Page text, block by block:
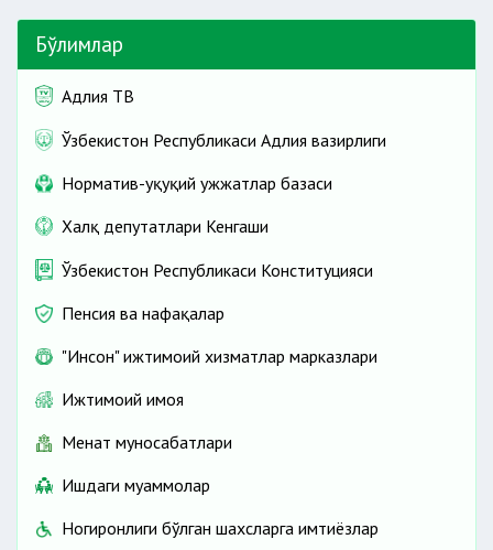
Бўлимлар
Адлия ТВ
Ўзбекистон Республикаси Адлия вазирлиги
Норматив-ҳуқуқий ҳужжатлар базаси
Халқ депутатлари Кенгаши
Ўзбекистон Республикаси Конституцияси
Пенсия ва нафақалар
"Инсон" ижтимоий хизматлар марказлари
Ижтимоий ҳимоя
Меҳнат муносабатлари
Ишдаги муаммолар
Ногиронлиги бўлган шахсларга имтиёзлар